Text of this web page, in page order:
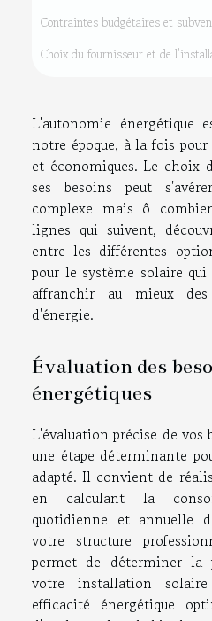
Contraintes budgétaires et
Choix du fournisseur et de
L'autonomie énergétique
notre époque, à la fois
et économiques. Le choix
ses besoins peut
complexe mais ô
lignes qui suivent,
entre les différentes
pour le système solaire
affranchir au mieux
d'énergie.
Évaluation des
énergétiques
L'évaluation précise de vos
une étape déterminante
adapté. Il convient de
en calculant la
quotidienne et annuelle
votre structure
permet de déterminer la
votre installation
efficacité énergétique